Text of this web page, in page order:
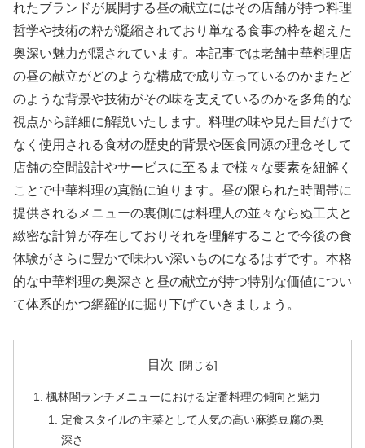
れたブランドが展開する昼の献立にはその店舗が持つ料理
哲学や技術の粋が凝縮されており単なる食事の枠を超えた
奥深い魅力が隠されています。本記事では老舗中華料理店
の昼の献立がどのような構成で成り立っているのかまたど
のような背景や技術がその味を支えているのかを多角的な
視点から詳細に解説いたします。料理の味や見た目だけで
なく使用される食材の歴史的背景や医食同源の理念そして
店舗の空間設計やサービスに至るまで様々な要素を紐解く
ことで中華料理の真髄に迫ります。昼の限られた時間帯に
提供されるメニューの裏側には料理人の並々ならぬ工夫と
緻密な計算が存在しておりそれを理解することで今後の食
体験がさらに豊かで味わい深いものになるはずです。本格
的な中華料理の奥深さと昼の献立が持つ特別な価値につい
て体系的かつ網羅的に掘り下げていきましょう。
目次
楓林閣ランチメニューにおける定番料理の傾向と魅力
定食スタイルの主菜として人気の高い麻婆豆腐の奥
深さ